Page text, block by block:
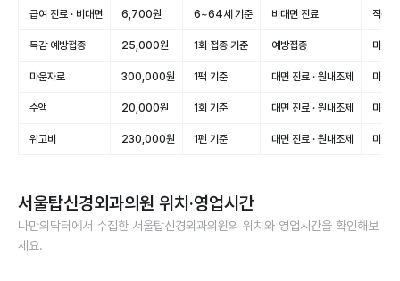
급여 진료 · 비대면 6,700원 6~64세 기준 비대면 진료 적용(
독감 예방접종 25,000원 1회 접종 기준 예방접종 미적
마운자로 300,000원 1팩 기준 대면 진료 · 원내조제 미적
수액 20,000원 1회 기준 대면 진료 · 원내조제 미적
위고비 230,000원 1펜 기준 대면 진료 · 원내조제 미적
서울탑신경외과의원 위치·영업시간
나만의닥터에서 수집한 서울탑신경외과의원의 위치와 영업시간을 확인해보
세요.